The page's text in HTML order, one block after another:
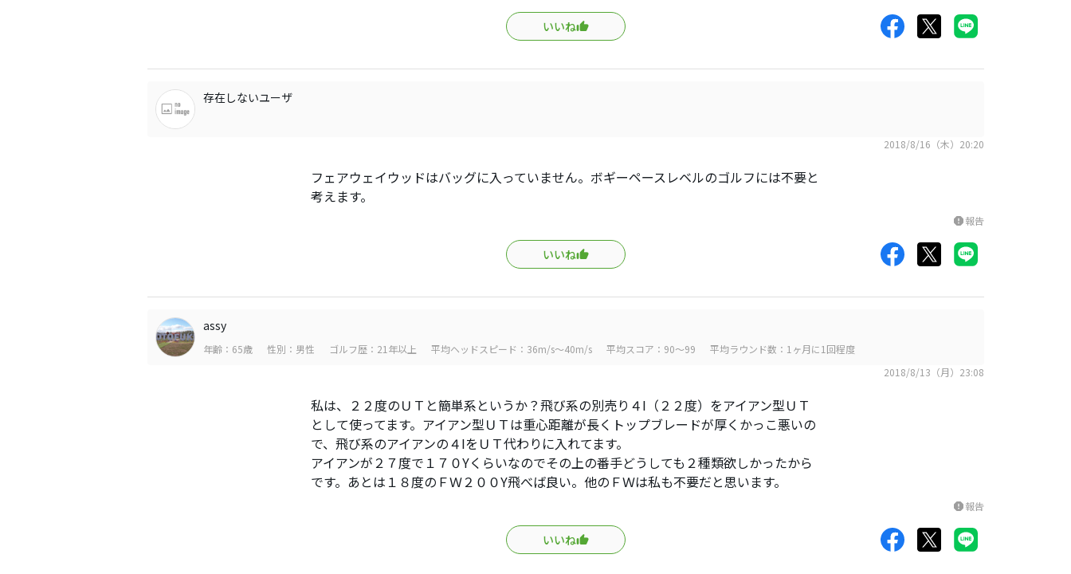
いいね
存在しないユーザ
2018/8/16（木）20:20
フェアウェイウッドはバッグに入っていません。ボギーペースレベルのゴルフには不要と
考えます。
report報告
いいね
assy
年齢：65歳 性別：男性 ゴルフ歴：21年以上 平均ヘッドスピード：36m/s～40m/s 平均スコア：90～99
平均ラウンド数：1ヶ月に1回程度
2018/8/13（月）23:08
私は、２２度のＵＴと簡単系というか？飛び系の別売り４I（２２度）をアイアン型ＵＴ
として使ってます。アイアン型ＵＴは重心距離が長くトップブレードが厚くかっこ悪いの
で、飛び系のアイアンの４IをＵＴ代わりに入れてます。
アイアンが２７度で１７０Yくらいなのでその上の番手どうしても２種類欲しかったから
です。あとは１８度のＦＷ２００Y飛べば良い。他のＦＷは私も不要だと思います。
report報告
いいね